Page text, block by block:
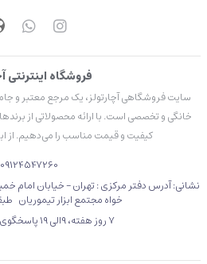
فروشگاه اینترنتی
سایت فروشگاهی آچارتولز، یک مرجع معتبر و
خانگی و تخصصی است. با ارائه محصولاتی از
کیفیت و قیمت مناسب را می‌دهیم. از
09124547260
نشانی: آدرس دفتر مرکزی : تهران - خیابان امام
خواه مجتمع ابزار تیموریان
۷ روز هفته، 9الی 19 پاسخگوی شما هستیم .